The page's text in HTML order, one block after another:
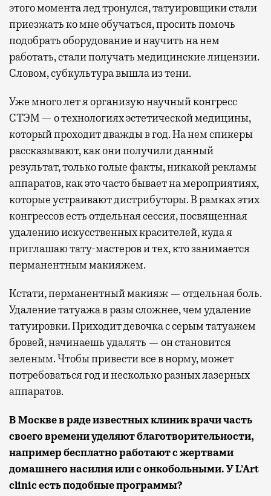
этого момента лед тронулся, татуировщики стали
приезжать ко мне обучаться, просить помочь
подобрать оборудование и научить на нем
работать, стали получать медицинские лицензии.
Словом, субкультура вышла из тени.
Уже много лет я организую научный конгресс
СТЭМ — о технологиях эстетической медицины,
который проходит дважды в год. На нем спикеры
рассказывают, как они получили данный
результат, только голые факты, никакой рекламы
аппаратов, как это часто бывает на мероприятиях,
которые устраивают дистрибуторы. В рамках этих
конгрессов есть отдельная сессия, посвященная
удалению искусственных красителей, куда я
приглашаю тату-мастеров и тех, кто занимается
перманентным макияжем.
Кстати, перманентный макияж — отдельная боль.
Удаление татуажа в разы сложнее, чем удаление
татуировки. Приходит девочка с серым татуажем
бровей, начинаешь удалять — он становится
зеленым. Чтобы привести все в норму, может
потребоваться год и несколько разных лазерных
аппаратов.
В Москве в ряде известных клиник врачи часть
своего времени уделяют благотворительности,
например бесплатно работают с жертвами
домашнего насилия или с онкобольными. У L’Art
clinic есть подобные программы?